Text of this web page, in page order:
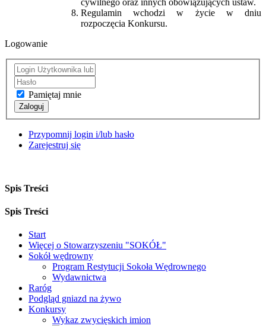
cywilnego oraz innych obowiązujących ustaw.
Regulamin wchodzi w życie w dniu
rozpoczęcia Konkursu.
Logowanie
Pamiętaj mnie
Zaloguj
Przypomnij login i/lub hasło
Zarejestruj się
Spis Treści
Spis Treści
Start
Więcej o Stowarzyszeniu "SOKÓŁ"
Sokół wędrowny
Program Restytucji Sokoła Wędrownego
Wydawnictwa
Raróg
Podgląd gniazd na żywo
Konkursy
Wykaz zwycięskich imion